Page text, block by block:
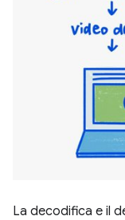
La decodifica e il